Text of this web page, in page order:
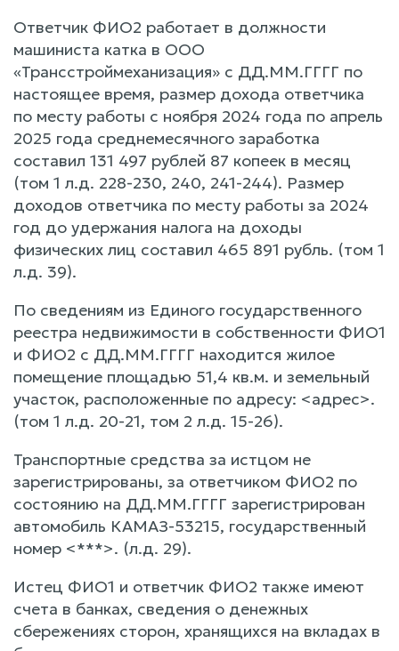
Ответчик ФИО2 работает в должности
машиниста катка в ООО
«Трансстроймеханизация» с ДД.ММ.ГГГГ по
настоящее время, размер дохода ответчика
по месту работы с ноября 2024 года по апрель
2025 года среднемесячного заработка
составил 131 497 рублей 87 копеек в месяц
(том 1 л.д. 228-230, 240, 241-244). Размер
доходов ответчика по месту работы за 2024
год до удержания налога на доходы
физических лиц составил 465 891 рубль. (том 1
л.д. 39).
По сведениям из Единого государственного
реестра недвижимости в собственности ФИО1
и ФИО2 с ДД.ММ.ГГГГ находится жилое
помещение площадью 51,4 кв.м. и земельный
участок, расположенные по адресу: <адрес>.
(том 1 л.д. 20-21, том 2 л.д. 15-26).
Транспортные средства за истцом не
зарегистрированы, за ответчиком ФИО2 по
состоянию на ДД.ММ.ГГГГ зарегистрирован
автомобиль КАМАЗ-53215, государственный
номер <***>. (л.д. 29).
Истец ФИО1 и ответчик ФИО2 также имеют
счета в банках, сведения о денежных
сбережениях сторон, хранящихся на вкладах в